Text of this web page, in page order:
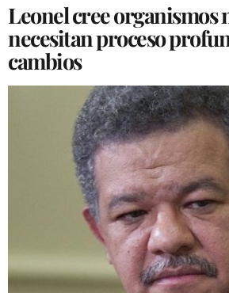
Leonel cree organismos
necesitan proceso
cambios